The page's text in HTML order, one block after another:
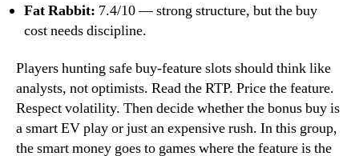
Fat Rabbit: 7.4/10 — strong structure, but the buy
cost needs discipline.
Players hunting safe buy-feature slots should think like
analysts, not optimists. Read the RTP. Price the feature.
Respect volatility. Then decide whether the bonus buy is
a smart EV play or just an expensive rush. In this group,
the smart money goes to games where the feature is the